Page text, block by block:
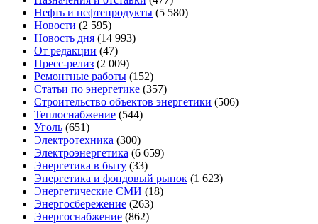
Нефть и нефтепродукты (5 580)
Новости (2 595)
Новость дня (14 993)
От редакции (47)
Пресс-релиз (2 009)
Ремонтные работы (152)
Статьи по энергетике (357)
Строительство объектов энергетики (506)
Теплоснабжение (544)
Уголь (651)
Электротехника (300)
Электроэнергетика (6 659)
Энергетика в быту (33)
Энергетика и фондовый рынок (1 623)
Энергетические СМИ (18)
Энергосбережение (263)
Энергоснабжение (862)